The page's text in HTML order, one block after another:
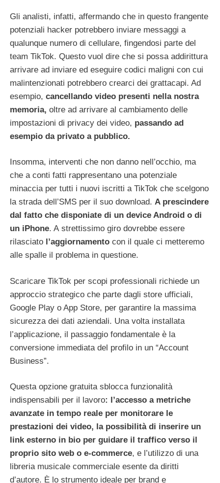
Gli analisti, infatti, affermando che in questo frangente
potenziali hacker potrebbero inviare messaggi a
qualunque numero di cellulare, fingendosi parte del
team TikTok. Questo vuol dire che si possa addirittura
arrivare ad inviare ed eseguire codici maligni con cui
malintenzionati potrebbero crearci dei grattacapi. Ad
esempio, cancellando video presenti nella nostra
memoria, oltre ad arrivare al cambiamento delle
impostazioni di privacy dei video, passando ad
esempio da privato a pubblico.
Insomma, interventi che non danno nell’occhio, ma
che a conti fatti rappresentano una potenziale
minaccia per tutti i nuovi iscritti a TikTok che scelgono
la strada dell’SMS per il suo download. A prescindere
dal fatto che disponiate di un device Android o di
un iPhone. A strettissimo giro dovrebbe essere
rilasciato l’aggiornamento con il quale ci metteremo
alle spalle il problema in questione.
Scaricare TikTok per scopi professionali richiede un
approccio strategico che parte dagli store ufficiali,
Google Play o App Store, per garantire la massima
sicurezza dei dati aziendali. Una volta installata
l’applicazione, il passaggio fondamentale è la
conversione immediata del profilo in un “Account
Business”.
Questa opzione gratuita sblocca funzionalità
indispensabili per il lavoro: l’accesso a metriche
avanzate in tempo reale per monitorare le
prestazioni dei video, la possibilità di inserire un
link esterno in bio per guidare il traffico verso il
proprio sito web o e-commerce, e l’utilizzo di una
libreria musicale commerciale esente da diritti
d’autore. È lo strumento ideale per brand e